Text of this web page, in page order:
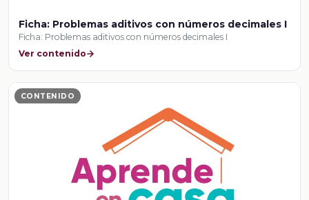
Ficha: Problemas aditivos con números decimales I
Ficha: Problemas aditivos con números decimales I
Ver contenido
CONTENIDO